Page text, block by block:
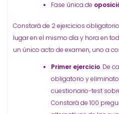
Fase única de
Constará de 2 ejercicios
lugar en el mismo día y hora en
un único acto de examen, uno a
Primer ejercicio. De
obligatorio y
cuestionario-test
Constará de 100